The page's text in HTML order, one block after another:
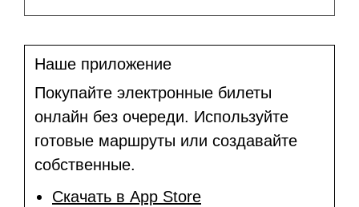
Наше приложение
Покупайте электронные билеты
онлайн без очереди. Используйте
готовые маршруты или создавайте
собственные.
Скачать в App Store